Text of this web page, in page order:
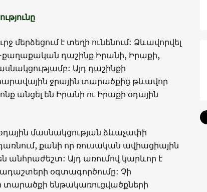
մերձեցում է տեղի ունենում: Ձևավորվել
դաշինք Իրանի, Իրաքի,
Այդ դաշինքի
ջրային տարածքից թևավոր
անցել են Իրանի ու Իրաքի օդային
մասնակցության ձևաչափի
քանի որ ռուսական ավիացիային
անհրաժեշտ: Այդ առումով կարևոր է
օգտագործումը: Չի
ենթակառուցվածքների